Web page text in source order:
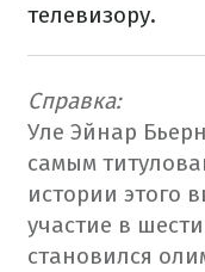
телевизору.
Справка:
Уле Эйнар
самым
истории этого
участие в
становился